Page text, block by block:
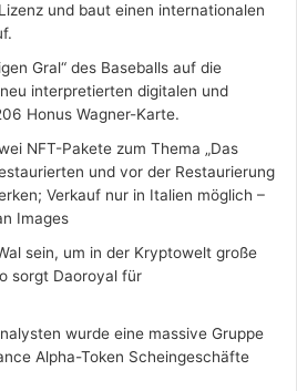
und baut einen internationalen
Gral“ des Baseballs auf die
interpretierten digitalen und
Honus Wagner-Karte.
NFT-Pakete zum Thema „Das
und vor der Restaurierung
Verkauf nur in Italien möglich –
Images
sein, um in der Kryptowelt große
sorgt Daoroyal für
wurde eine massive Gruppe
Alpha-Token Scheingeschäfte